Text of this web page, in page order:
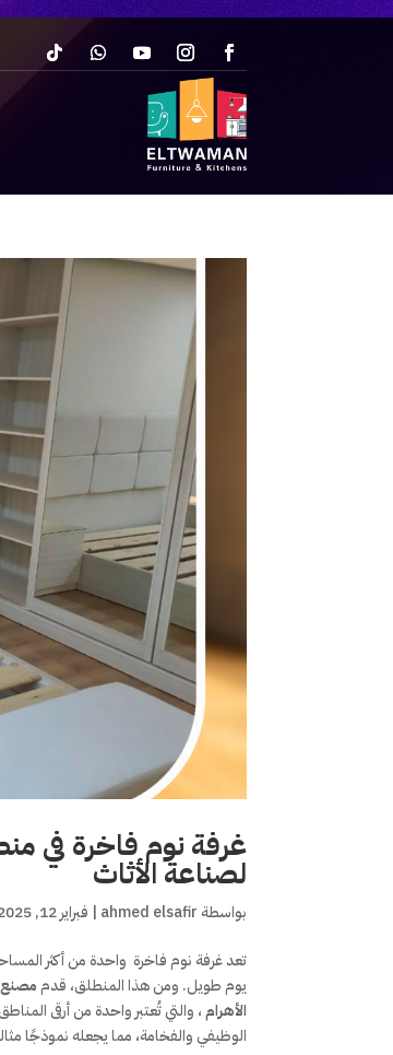
غرفة نوم فاخرة في
لصناعة الأثاث
بواسطة ahmed elsafir
| فبراير 12, 2025
تعد غرفة نوم فاخرة واحدة من أكثر
يوم طويل. ومن هذا المنطلق، قدممصنع
الأهرام، والتي تُعتبر واحدة من أرقى
الوظيفي والفخامة، مما يجعله نموذجًا